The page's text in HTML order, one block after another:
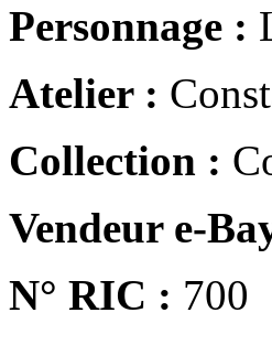
Personnage :
Atelier :
Collection :
Vendeur e-
N° RIC : 700